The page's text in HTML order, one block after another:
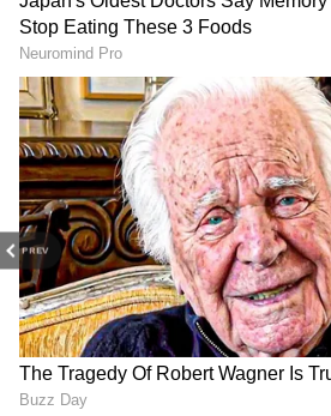
PREV
சக்திவாய்ந்த மின்சாரப்
வானத்துல மேகங்களுக்கு
கோடி மெகாவாட் மின்சாரம்
இது பூமியை நோக்கி
சூடாக்கி பிளாஸ்மாவா
ஒளியையும்
இந்த மின்சாரம்தான் இடி.
அடையும்போது 27,000
வெப்பநிலையில
இடி தாக்கும்போது மரங்கள்
சாம்பலாகுது, மனிதர்கள்